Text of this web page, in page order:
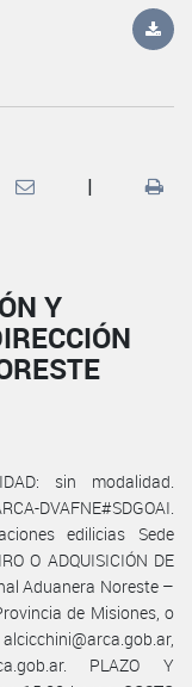
|
Y
sin modalidad.
DVAFNE#SDGOAI.
edilicias Sede
O ADQUISICIÓN DE
Aduanera Noreste –
de Misiones, o
PLAZO Y